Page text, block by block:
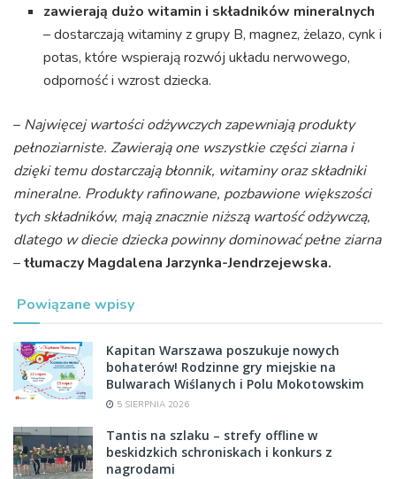
zawierają dużo witamin i składników mineralnych
– dostarczają witaminy z grupy B, magnez, żelazo, cynk i
potas, które wspierają rozwój układu nerwowego,
odporność i wzrost dziecka.
– Najwięcej wartości odżywczych zapewniają produkty
pełnoziarniste. Zawierają one wszystkie części ziarna i
dzięki temu dostarczają błonnik, witaminy oraz składniki
mineralne. Produkty rafinowane, pozbawione większości
tych składników, mają znacznie niższą wartość odżywczą,
dlatego w diecie dziecka powinny dominować pełne ziarna
–tłumaczy Magdalena Jarzynka-Jendrzejewska.
Powiązane wpisy
Kapitan Warszawa poszukuje nowych
bohaterów! Rodzinne gry miejskie na
Bulwarach Wiślanych i Polu Mokotowskim
5 SIERPNIA 2026
Tantis na szlaku – strefy offline w
beskidzkich schroniskach i konkurs z
nagrodami